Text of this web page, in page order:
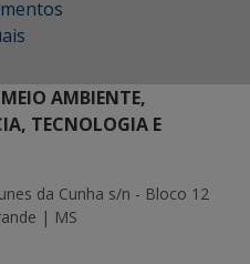
MEIO AMBIENTE,
TECNOLOGIA E
da Cunha s/n - Bloco 12
| MS